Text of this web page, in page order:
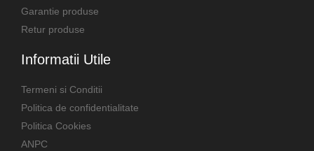
Garantie produse
Retur produse
Informatii Utile
Termeni si Conditii
Politica de confidentialitate
Politica Cookies
ANPC